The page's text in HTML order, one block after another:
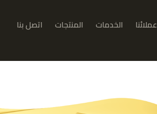
عملائنا الخدمات المنتجات اتصل بنا